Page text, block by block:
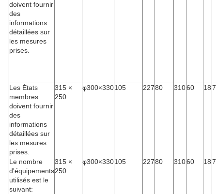
doivent fournir
des
informations
détaillées sur
les mesures
prises.
Les États
membres
doivent fournir
des
informations
détaillées sur
les mesures
prises.
315 ×
250
φ300×330105 22780 31060 187
Le nombre
d'équipements
utilisés est le
suivant:
315 ×
250
φ300×330105 22780 31060 187